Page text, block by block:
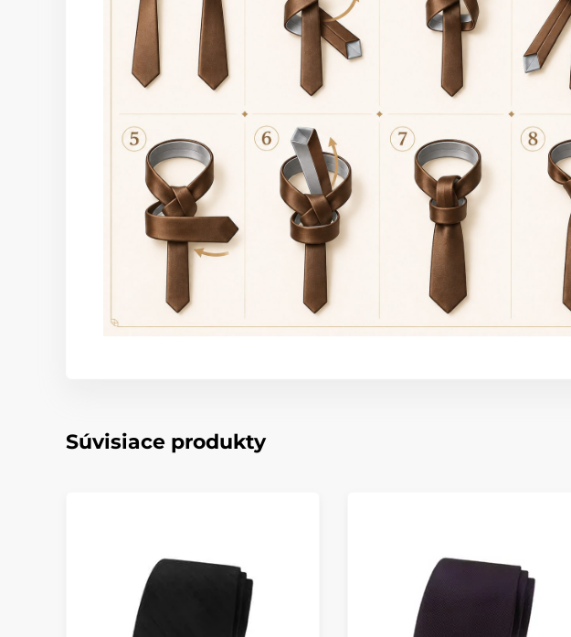
Súvisiace produkty